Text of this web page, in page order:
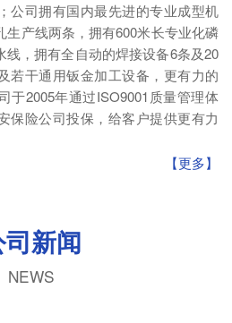
公司拥有国内最先进的专业成型机
生产线两条，拥有600米长专业化磷
，拥有全自动的焊接设备6条及20
若干通用钣金加工设备，更有力的
于2005年通过ISO9001质量管理体
保险公司投保，给客户提供更有力
【更多】
新闻
NEWS